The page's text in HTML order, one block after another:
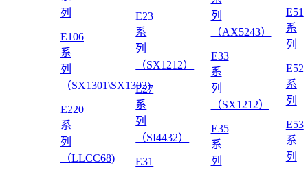
列
E106
系
列
（SX1301\SX1302)
E220
系
列
（LLCC68)
E23
系
列
（SX1212）
E27
系
列
（SI4432）
E31
列
（AX5243）
E33
系
列
（SX1212）
E35
系
列
E51
系
列
E52
系
列
E53
系
列